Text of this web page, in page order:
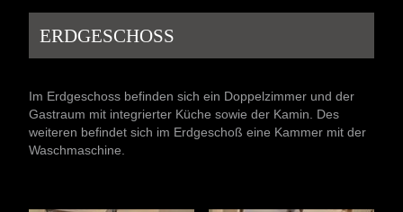
ERDGESCHOSS
Im Erdgeschoss befinden sich ein Doppelzimmer und der
Gastraum mit integrierter Küche sowie der Kamin. Des
weiteren befindet sich im Erdgeschoß eine Kammer mit der
Waschmaschine.